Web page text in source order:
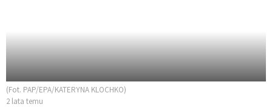
(Fot. PAP/EPA/KATERYNA KLOCHKO)
2 lata temu